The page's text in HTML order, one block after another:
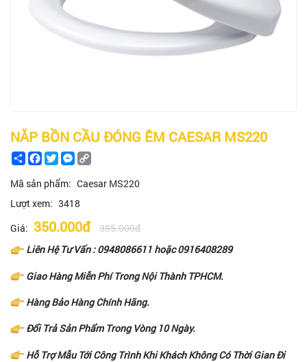
NĂP BỒN CẦU ĐÓNG ÊM CAESAR MS220
ShareFacebook
TwitterMessenger
Mã sản phẩm: Caesar MS220
Lượt xem: 3418
Giá: 350.000đ
385.000đ
Liên Hệ Tư Vấn : 0948086611 hoặc 0916408289
Giao Hàng Miễn Phí Trong Nội Thành TPHCM.
Hàng Bảo Hàng Chính Hãng.
Đổi Trả Sản Phẩm Trong Vòng 10 Ngày.
Hỗ Trợ Mẫu Tới Công Trình Khi Khách Không Có Thời Gian Đi